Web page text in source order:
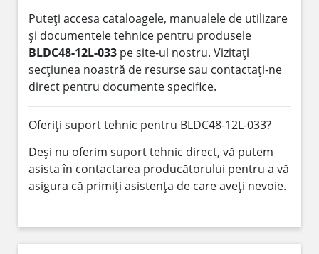
Puteți accesa cataloagele, manualele de utilizare
și documentele tehnice pentru produsele
BLDC48-12L-033 pe site-ul nostru. Vizitați
secțiunea noastră de resurse sau contactați-ne
direct pentru documente specifice.
Oferiți suport tehnic pentru BLDC48-12L-033?
Deși nu oferim suport tehnic direct, vă putem
asista în contactarea producătorului pentru a vă
asigura că primiți asistența de care aveți nevoie.